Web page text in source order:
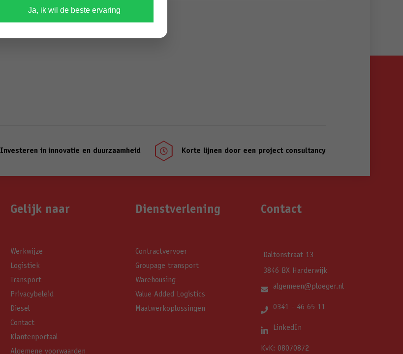
Investeren in innovatie en duurzaamheid  Korte lijnen door een project consultancy
Gelijk naar
Werkwijze
Logistiek
Transport
Privacybeleid
Diesel
Contact
Klantenportaal
Algemene voorwaarden
Dienstverlening
Contractvervoer
Groupage transport
Warehousing
Value Added Logistics
Maatwerkoplossingen
Contact
Daltonstraat 13
3846 BX Harderwijk
algemeen@ploeger.nl
0341 - 46 65 11
LinkedIn
KvK: 08070872
Ja, ik wil de beste ervaring